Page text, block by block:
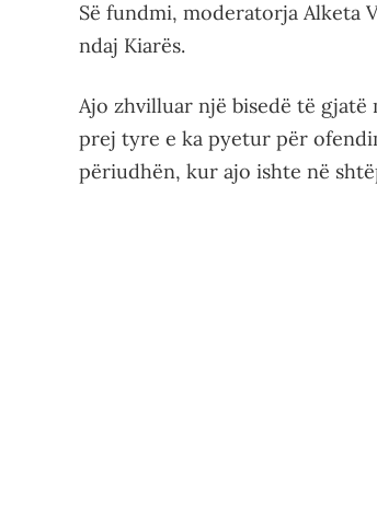
Së fundmi, moderatorja Alketa
ndaj Kiarës.
Ajo zhvilluar një bisedë të
prej tyre e ka pyetur për
përiudhën, kur ajo ishte në